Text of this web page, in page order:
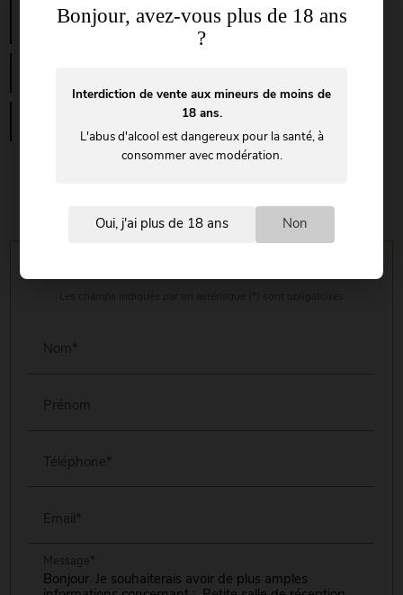
paca var entre Toulon et Marseille village médiéval
Location de lieu pour évènement personnel ou
professionnel pas chère Toulon
Nom*
Prénom
Téléphone*
Email*
Message*
Bonjour, avez-vous plus de 18 ans
?
Interdiction de vente aux mineurs de moins de
18 ans.
L'abus d'alcool est dangereux pour la santé, à
consommer avec modération.
Oui, j'ai plus de 18 ans Non